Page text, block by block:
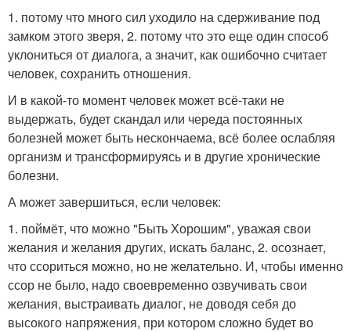
1. потому что много сил уходило на сдерживание под
замком этого зверя, 2. потому что это еще один способ
уклониться от диалога, а значит, как ошибочно считает
человек, сохранить отношения.
И в какой-то момент человек может всё-таки не
выдержать, будет скандал или череда постоянных
болезней может быть нескончаема, всё более ослабляя
организм и трансформируясь и в другие хронические
болезни.
А может завершиться, если человек:
1. поймёт, что можно "Быть Хорошим", уважая свои
желания и желания других, искать баланс, 2. осознает,
что ссориться можно, но не желательно. И, чтобы именно
ссор не было, надо своевременно озвучивать свои
желания, выстраивать диалог, не доводя себя до
высокого напряжения, при котором сложно будет во